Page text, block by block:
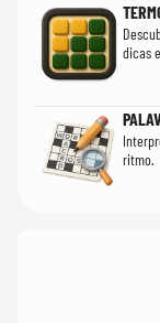
dicas
ritmo.